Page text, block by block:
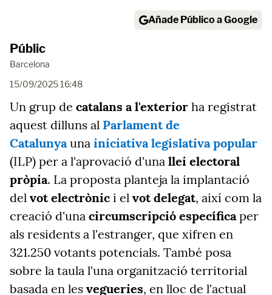
Añade Público a Google
Públic
Barcelona
15/09/2025 16:48
Un grup de catalans a l'exterior ha registrat
aquest dilluns al Parlament de
Catalunya una iniciativa legislativa popular
(ILP) per a l'aprovació d'una llei electoral
pròpia. La proposta planteja la implantació
del vot electrònic i el vot delegat, així com la
creació d'una circumscripció específicaper
als residents a l'estranger, que xifren en
321.250 votants potencials. També posa
sobre la taula l'una organització territorial
basada en les vegueries, en lloc de l'actual